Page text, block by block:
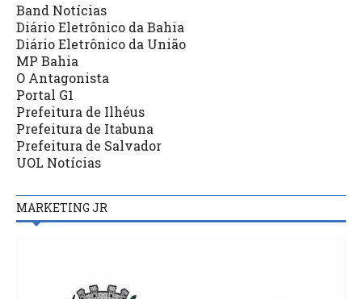
Band Notícias
Diário Eletrônico da Bahia
Diário Eletrônico da União
MP Bahia
O Antagonista
Portal G1
Prefeitura de Ilhéus
Prefeitura de Itabuna
Prefeitura de Salvador
UOL Notícias
MARKETING JR